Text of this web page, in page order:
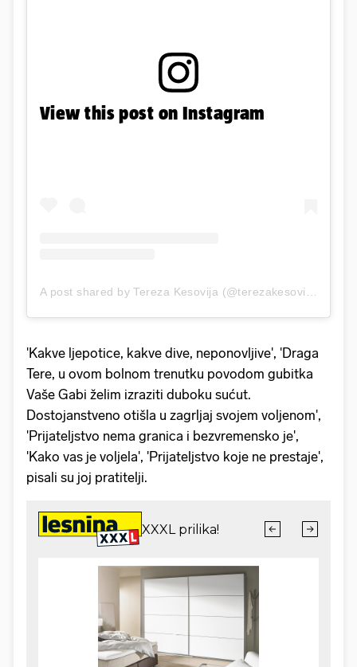
View this post on Instagram
A post shared by Tereza Kesovija (@terezakesovijaofficial)
'Kakve ljepotice, kakve dive, neponovljive', 'Draga
Tere, u ovom bolnom trenutku povodom gubitka
Vaše Gabi želim izraziti duboku sućut.
Dostojanstveno otišla u zagrljaj svojem voljenom',
'Prijateljstvo nema granica i bezvremensko je',
'Kako vas je voljela', 'Prijateljstvo koje ne prestaje',
pisali su joj pratitelji.